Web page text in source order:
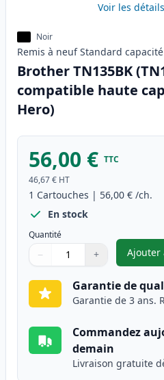
Voir les
Noir
Remis à neuf Standard capacité
Brother TN135BK
compatible haute
Hero)
56,00 € TTC
46,67 € HT
1 Cartouches | 56,00 € /ch.
En stock
Quantité
Quantité
Utilisez les boutons pour
− +
Quantité
Ajouter
Garantie de
Garantie de 3 ans.
Commandez
demain
Livraison gratuite